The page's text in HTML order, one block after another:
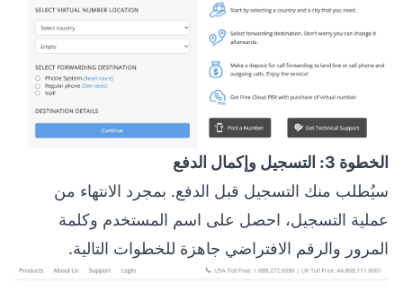
الخطوة 3: التسجيل وإكمال الدفع
سيُطلب منك التسجيل قبل الدفع. بمجرد الانتهاء من
عملية التسجيل، احصل على اسم المستخدم وكلمة
المرور والرقم الافتراضي جاهزة للخطوات التالية.